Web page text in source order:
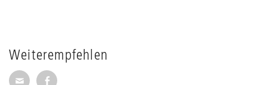
Weiterempfehlen
Seite per E-Mail weiterempfehlen
Seite auf Facebook weiterempfehlen